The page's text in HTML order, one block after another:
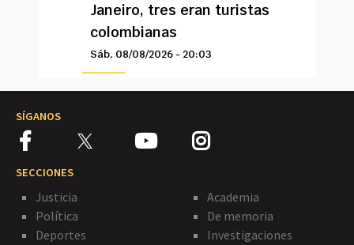
Janeiro, tres eran turistas
colombianas
Sáb, 08/08/2026 - 20:03
SÍGANOS
SECCIONES
Justicia
Política
Deportes
Academia
De memoria
Investigaciones